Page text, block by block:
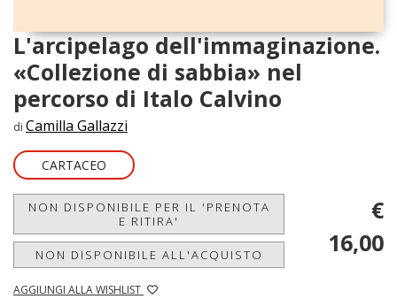
L'arcipelago dell'immaginazione.
«Collezione di sabbia» nel
percorso di Italo Calvino
di Camilla Gallazzi
CARTACEO
NON DISPONIBILE PER IL 'PRENOTA
E RITIRA'
NON DISPONIBILE ALL'ACQUISTO
AGGIUNGI ALLA WISHLIST
€
16,00